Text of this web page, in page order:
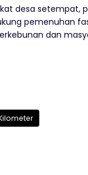
desa setempat,
pemenuhan
dan